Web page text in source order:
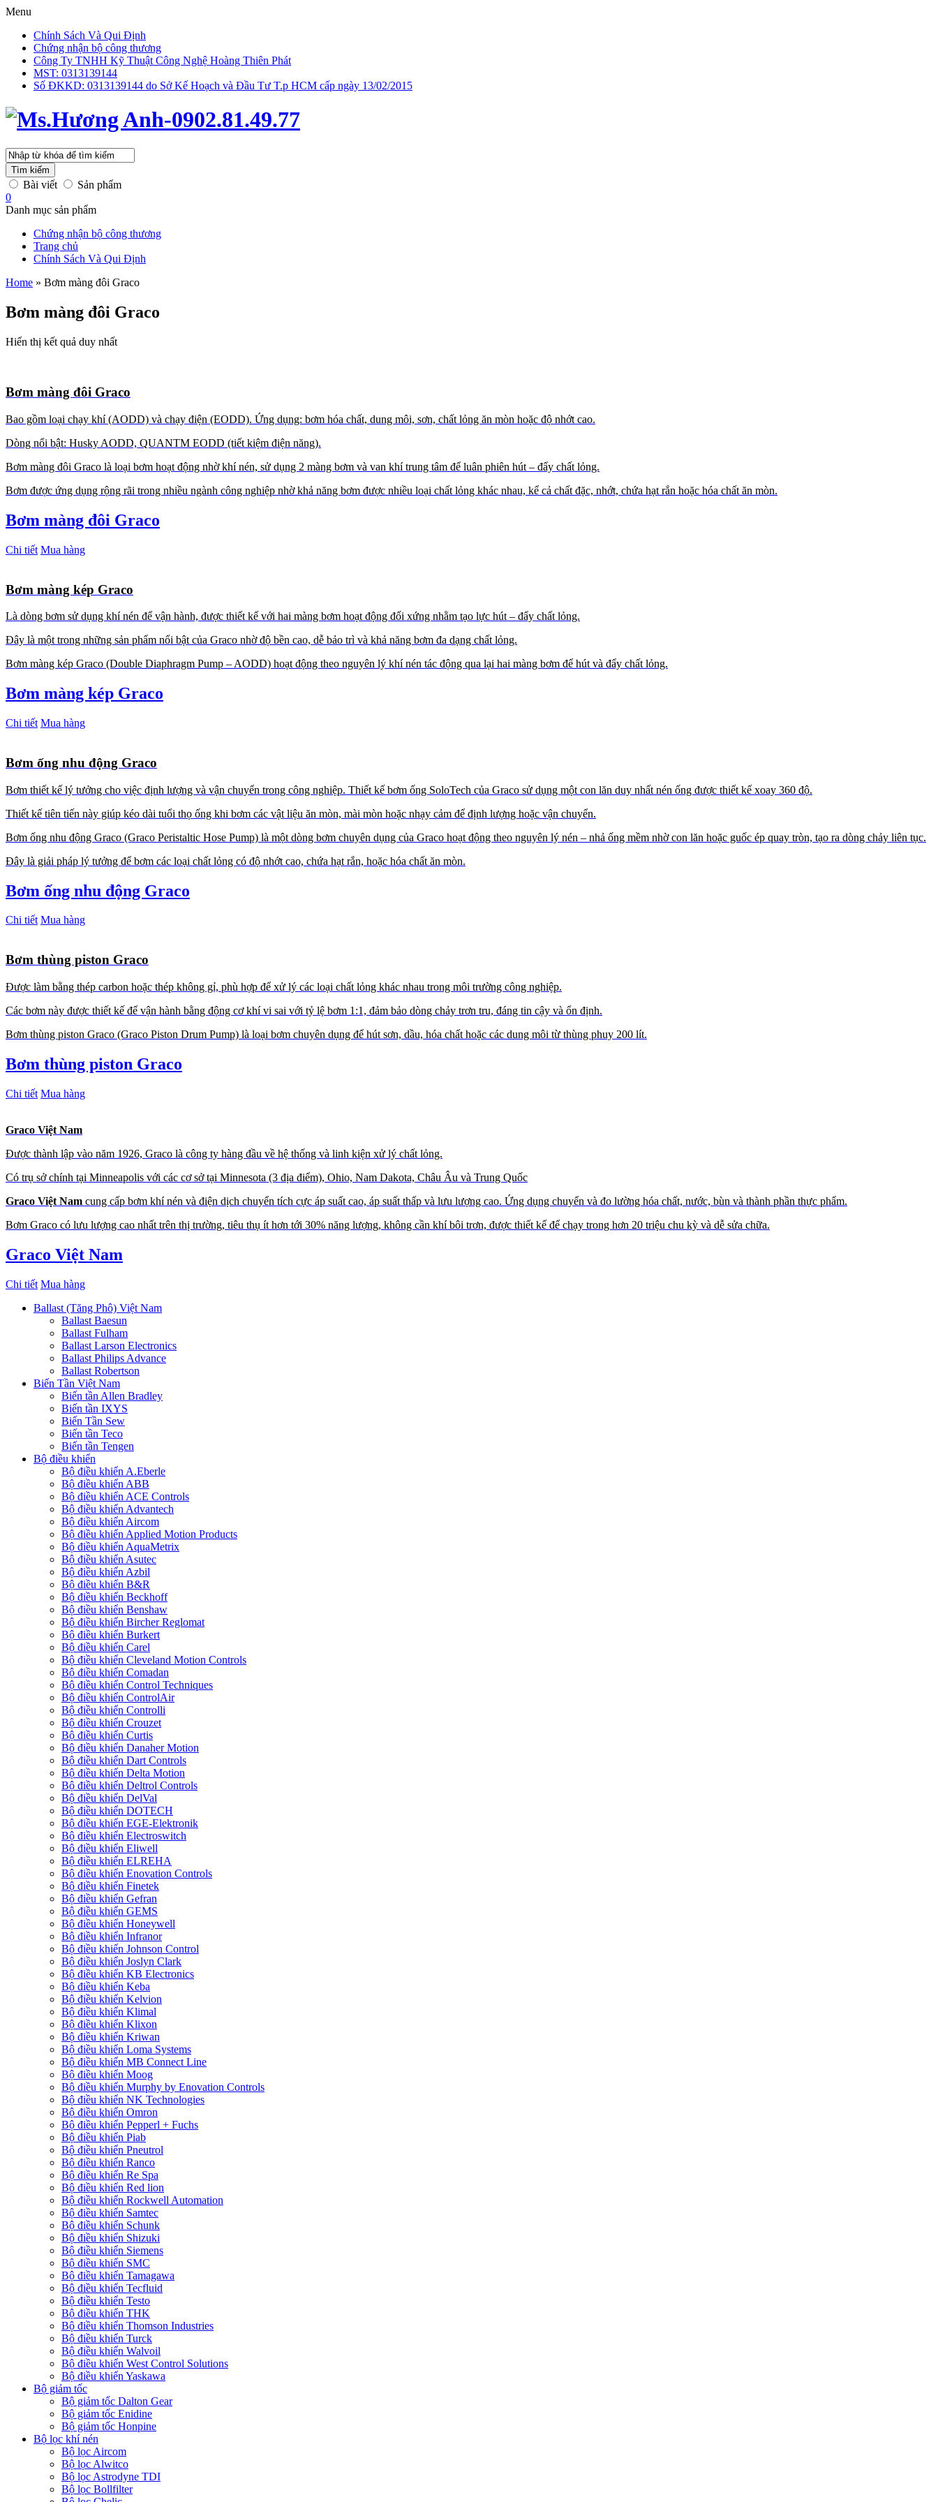
Menu
Chính Sách Và Qui Định
Chứng nhận bộ công thương
Công Ty TNHH Kỹ Thuật Công Nghệ Hoàng Thiên Phát
MST: 0313139144
Số ĐKKD: 0313139144 do Sở Kế Hoạch và Đầu Tư T.p HCM cấp ngày 13/02/2015
Tìm kiếm
Bài viết
Sản phẩm
0
Danh mục sản phẩm
Chứng nhận bộ công thương
Trang chủ
Chính Sách Và Qui Định
Home » Bơm màng đôi Graco
Bơm màng đôi Graco
Hiển thị kết quả duy nhất
Bơm màng đôi Graco
Bao gồm loại chạy khí (AODD) và chạy điện (EODD). Ứng dụng: bơm hóa chất, dung môi, sơn, chất lỏng ăn mòn hoặc độ nhớt cao.
Dòng nổi bật: Husky AODD, QUANTM EODD (tiết kiệm điện năng).
Bơm màng đôi Graco là loại bơm hoạt động nhờ khí nén, sử dụng 2 màng bơm và van khí trung tâm để luân phiên hút – đẩy chất lỏng.
Bơm được ứng dụng rộng rãi trong nhiều ngành công nghiệp nhờ khả năng bơm được nhiều loại chất lỏng khác nhau, kể cả chất đặc, nhớt, chứa hạt rắn hoặc hóa chất ăn mòn.
Bơm màng đôi Graco
Chi tiết Mua hàng
Bơm màng kép Graco
Là dòng bơm sử dụng khí nén để vận hành, được thiết kế với hai màng bơm hoạt động đối xứng nhằm tạo lực hút – đẩy chất lỏng.
Đây là một trong những sản phẩm nổi bật của Graco nhờ độ bền cao, dễ bảo trì và khả năng bơm đa dạng chất lỏng.
Bơm màng kép Graco (Double Diaphragm Pump – AODD) hoạt động theo nguyên lý khí nén tác động qua lại hai màng bơm để hút và đẩy chất lỏng.
Bơm màng kép Graco
Chi tiết Mua hàng
Bơm ống nhu động Graco
Bơm thiết kế lý tưởng cho việc định lượng và vận chuyển trong công nghiệp. Thiết kế bơm ống SoloTech của Graco sử dụng một con lăn duy nhất nén ống được thiết kế xoay 360 độ.
Thiết kế tiên tiến này giúp kéo dài tuổi thọ ống khi bơm các vật liệu ăn mòn, mài mòn hoặc nhạy cảm để định lượng hoặc vận chuyển.
Bơm ống nhu động Graco (Graco Peristaltic Hose Pump) là một dòng bơm chuyên dụng của Graco hoạt động theo nguyên lý nén – nhả ống mềm nhờ con lăn hoặc guốc ép quay tròn, tạo ra dòng chảy liên tục.
Đây là giải pháp lý tưởng để bơm các loại chất lỏng có độ nhớt cao, chứa hạt rắn, hoặc hóa chất ăn mòn.
Bơm ống nhu động Graco
Chi tiết Mua hàng
Bơm thùng piston Graco
Được làm bằng thép carbon hoặc thép không gỉ, phù hợp để xử lý các loại chất lỏng khác nhau trong môi trường công nghiệp.
Các bơm này được thiết kế để vận hành bằng động cơ khí vi sai với tỷ lệ bơm 1:1, đảm bảo dòng chảy trơn tru, đáng tin cậy và ổn định.
Bơm thùng piston Graco (Graco Piston Drum Pump) là loại bơm chuyên dụng để hút sơn, dầu, hóa chất hoặc các dung môi từ thùng phuy 200 lít.
Bơm thùng piston Graco
Chi tiết Mua hàng
Graco Việt Nam
Được thành lập vào năm 1926, Graco là công ty hàng đầu về hệ thống và linh kiện xử lý chất lỏng.
Có trụ sở chính tại Minneapolis với các cơ sở tại Minnesota (3 địa điểm), Ohio, Nam Dakota, Châu Âu và Trung Quốc
Graco Việt Nam cung cấp bơm khí nén và điện dịch chuyển tích cực áp suất cao, áp suất thấp và lưu lượng cao. Ứng dụng chuyển và đo lường hóa chất, nước, bùn và thành phần thực phẩm.
Bơm Graco có lưu lượng cao nhất trên thị trường, tiêu thụ ít hơn tới 30% năng lượng, không cần khí bôi trơn, được thiết kế để chạy trong hơn 20 triệu chu kỳ và dễ sửa chữa.
Graco Việt Nam
Chi tiết Mua hàng
Ballast (Tăng Phô) Việt Nam
Ballast Baesun
Ballast Fulham
Ballast Larson Electronics
Ballast Philips Advance
Ballast Robertson
Biến Tần Việt Nam
Biến tần Allen Bradley
Biến tần IXYS
Biến Tần Sew
Biến tần Teco
Biến tần Tengen
Bộ điều khiển
Bộ điều khiển A.Eberle
Bộ điều khiển ABB
Bộ điều khiển ACE Controls
Bộ điều khiển Advantech
Bộ điều khiển Aircom
Bộ điều khiển Applied Motion Products
Bộ điều khiển AquaMetrix
Bộ điều khiển Asutec
Bộ điều khiển Azbil
Bộ điều khiển B&R
Bộ điều khiển Beckhoff
Bộ điều khiển Benshaw
Bộ điều khiển Bircher Reglomat
Bộ điều khiển Burkert
Bộ điều khiển Carel
Bộ điều khiển Cleveland Motion Controls
Bộ điều khiển Comadan
Bộ điều khiển Control Techniques
Bộ điều khiển ControlAir
Bộ điều khiển Controlli
Bộ điều khiển Crouzet
Bộ điều khiển Curtis
Bộ điều khiển Danaher Motion
Bộ điều khiển Dart Controls
Bộ điều khiển Delta Motion
Bộ điều khiển Deltrol Controls
Bộ điều khiển DelVal
Bộ điều khiển DOTECH
Bộ điều khiển EGE-Elektronik
Bộ điều khiển Electroswitch
Bộ điều khiển Eliwell
Bộ điều khiển ELREHA
Bộ điều khiển Enovation Controls
Bộ điều khiển Finetek
Bộ điều khiển Gefran
Bộ điều khiển GEMS
Bộ điều khiển Honeywell
Bộ điều khiển Infranor
Bộ điều khiển Johnson Control
Bộ điều khiển Joslyn Clark
Bộ điều khiển KB Electronics
Bộ điều khiển Keba
Bộ điều khiển Kelvion
Bộ điều khiển Klimal
Bộ điều khiển Klixon
Bộ điều khiển Kriwan
Bộ điều khiển Loma Systems
Bộ điều khiển MB Connect Line
Bộ điều khiển Moog
Bộ điều khiển Murphy by Enovation Controls
Bộ điều khiển NK Technologies
Bộ điều khiển Omron
Bộ điều khiển Pepperl + Fuchs
Bộ điều khiển Piab
Bộ điều khiển Pneutrol
Bộ điều khiển Ranco
Bộ điều khiển Re Spa
Bộ điều khiển Red lion
Bộ điều khiển Rockwell Automation
Bộ điều khiển Samtec
Bộ điều khiển Schunk
Bộ điều khiển Shizuki
Bộ điều khiển Siemens
Bộ điều khiển SMC
Bộ điều khiển Tamagawa
Bộ điều khiển Tecfluid
Bộ điều khiển Testo
Bộ điều khiển THK
Bộ điều khiển Thomson Industries
Bộ điều khiển Turck
Bộ điều khiển Walvoil
Bộ điều khiển West Control Solutions
Bộ điều khiển Yaskawa
Bộ giảm tốc
Bộ giảm tốc Dalton Gear
Bộ giảm tốc Enidine
Bộ giảm tốc Honpine
Bộ lọc khí nén
Bộ lọc Aircom
Bộ lọc Alwitco
Bộ lọc Astrodyne TDI
Bộ lọc Bollfilter